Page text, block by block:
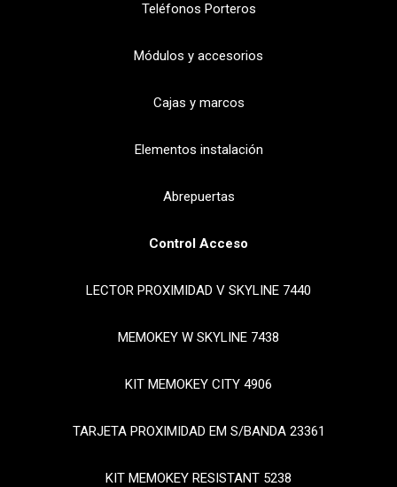
Teléfonos Porteros
Módulos y accesorios
Cajas y marcos
Elementos instalación
Abrepuertas
Control Acceso
LECTOR PROXIMIDAD V SKYLINE 7440
MEMOKEY W SKYLINE 7438
KIT MEMOKEY CITY 4906
TARJETA PROXIMIDAD EM S/BANDA 23361
KIT MEMOKEY RESISTANT 5238